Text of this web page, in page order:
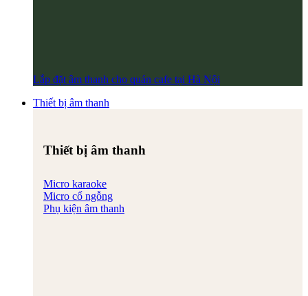
Lắp đặt âm thanh cho quán cafe tại Hà Nội
Thiết bị âm thanh
Thiết bị âm thanh
Micro karaoke
Micro cổ ngỗng
Phụ kiện âm thanh